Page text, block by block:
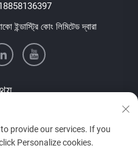
কোং লিমিটেড দ্বারা
পেতে সাইন আপ করুন
provide our services. If you
Personalize cookies.